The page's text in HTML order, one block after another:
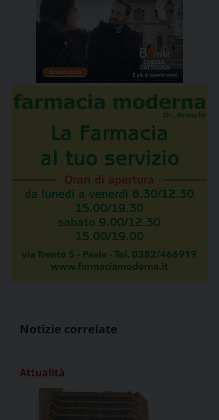
Notizie correlate
Attualità